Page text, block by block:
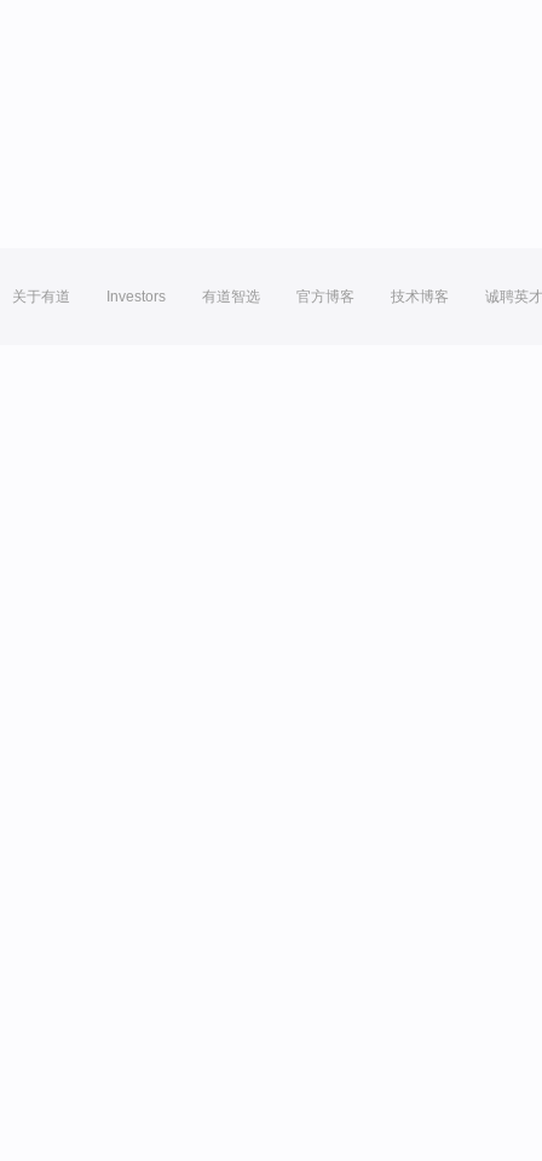
关于有道 Investors 有道智选 官方博客 技术博客 诚聘英才